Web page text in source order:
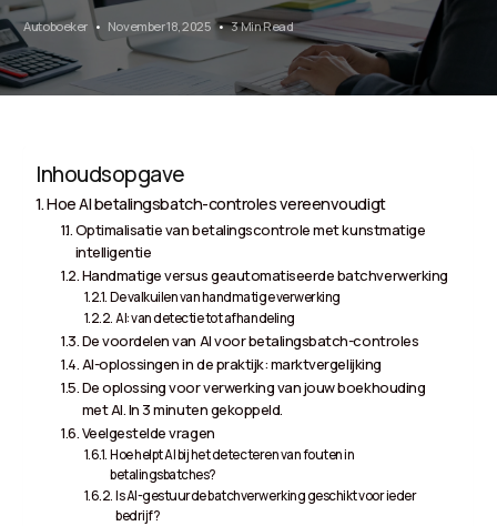
Autoboeker November 18, 2025 3 Min Read
Inhoudsopgave
Hoe AI betalingsbatch-controles vereenvoudigt
Optimalisatie van betalingscontrole met kunstmatige
intelligentie
Handmatige versus geautomatiseerde batchverwerking
De valkuilen van handmatige verwerking
AI: van detectie tot afhandeling
De voordelen van AI voor betalingsbatch-controles
AI-oplossingen in de praktijk: marktvergelijking
De oplossing voor verwerking van jouw boekhouding
met AI. In 3 minuten gekoppeld.
Veelgestelde vragen
Hoe helpt AI bij het detecteren van fouten in
betalingsbatches?
Is AI-gestuurde batchverwerking geschikt voor ieder
bedrijf?